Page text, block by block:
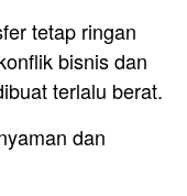
tetap ringan
bisnis dan
terlalu berat.
dan